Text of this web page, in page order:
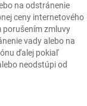
na odstránenie
ceny internetového
porušením zmluvy
vady alebo na
ďalej pokiaľ
neodstúpi od